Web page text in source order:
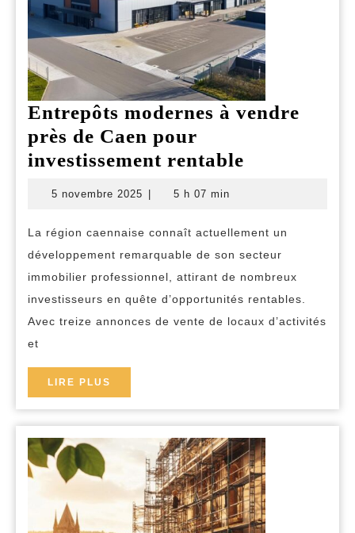
Entrepôts modernes à vendre
près de Caen pour
investissement rentable
vendre
près
de
Caen
pour
5 novembre 2025 5
5 h 07 min
La région caennaise connaît actuellement un
développement remarquable de son secteur
immobilier professionnel, attirant de nombreux
investisseurs en quête d’opportunités rentables.
Avec treize annonces de vente de locaux d’activités
et
LIRE PLUS
PLUS